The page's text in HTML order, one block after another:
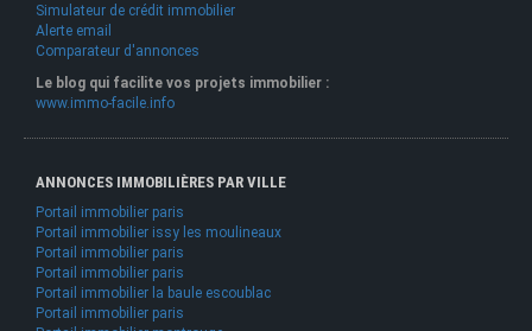
Simulateur de crédit immobilier
Alerte email
Comparateur d'annonces
Le blog qui facilite vos projets immobilier :
www.immo-facile.info
ANNONCES IMMOBILIÈRES PAR VILLE
Portail immobilier paris
Portail immobilier issy les moulineaux
Portail immobilier paris
Portail immobilier paris
Portail immobilier la baule escoublac
Portail immobilier paris